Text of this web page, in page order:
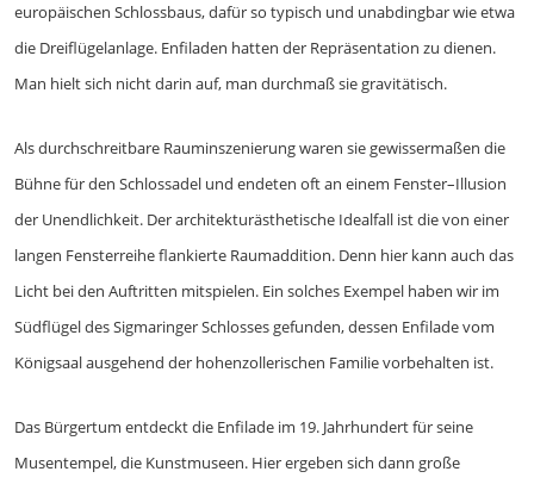
europäischen Schlossbaus, dafür so typisch und unabdingbar wie etwa
die Dreiflügelanlage. Enfiladen hatten der Repräsentation zu dienen.
Man hielt sich nicht darin auf, man durchmaß sie gravitätisch.
Als durchschreitbare Rauminszenierung waren sie gewissermaßen die
Bühne für den Schlossadel und endeten oft an einem Fenster–Illusion
der Unendlichkeit. Der architekturästhetische Idealfall ist die von einer
langen Fensterreihe flankierte Raumaddition. Denn hier kann auch das
Licht bei den Auftritten mitspielen. Ein solches Exempel haben wir im
Südflügel des Sigmaringer Schlosses gefunden, dessen Enfilade vom
Königsaal ausgehend der hohenzollerischen Familie vorbehalten ist.
Das Bürgertum entdeckt die Enfilade im 19. Jahrhundert für seine
Musentempel, die Kunstmuseen. Hier ergeben sich dann große